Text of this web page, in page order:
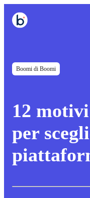
Boomi di Boomi
12
per